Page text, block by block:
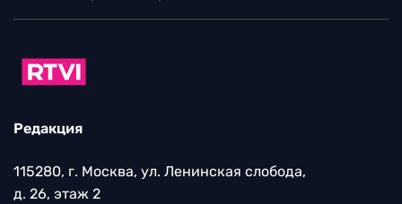
Редакция
115280, г. Москва, ул. Ленинская слобода,
д. 26, этаж 2